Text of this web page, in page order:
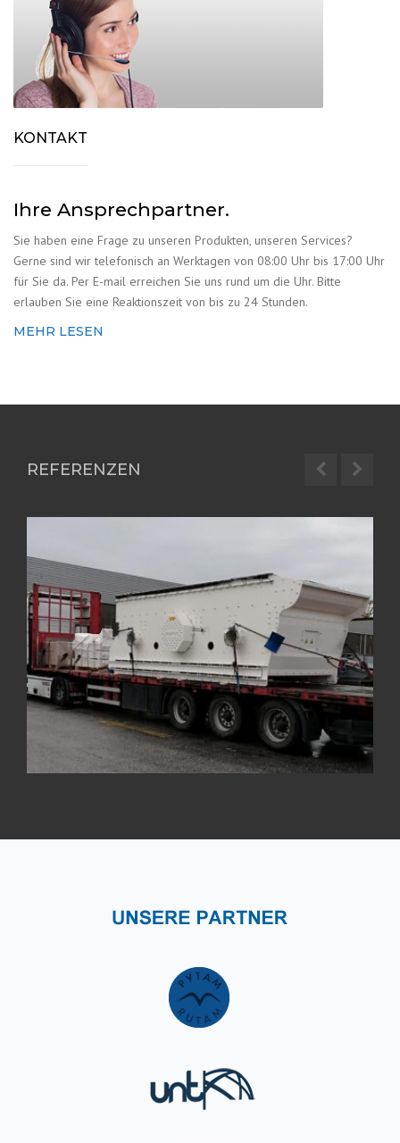
KONTAKT
Ihre Ansprechpartner.
Sie haben eine Frage zu unseren Produkten, unseren Services?
Gerne sind wir telefonisch an Werktagen von 08:00 Uhr bis 17:00 Uhr
für Sie da. Per E-mail erreichen Sie uns rund um die Uhr. Bitte
erlauben Sie eine Reaktionszeit von bis zu 24 Stunden.
MEHR LESEN
REFERENZEN